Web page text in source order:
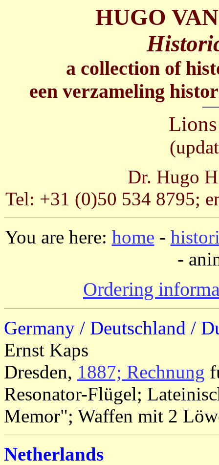
HUGO
a collection of
een verzameling
Dr. Hugo
Tel: +31 (0)50 534 8795;
You are here: home -
-
Ordering
Germany / Deutschland /
Ernst Kaps
Dresden, 1887; Rechnung
Resonator-Flügel;
Memor"; Waffen mit 2
Netherlands